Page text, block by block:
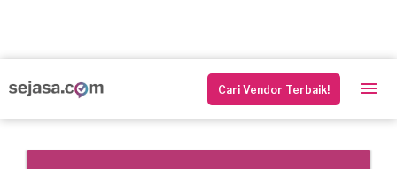
Cari Vendor Terbaik!